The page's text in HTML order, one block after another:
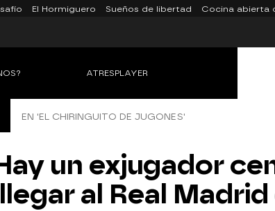
El Hormiguero Sueños de libertad Cocina abierta
ATRESPLAYER
EN 'EL CHIRINGUITO DE JUGONES'
un exjugador
al Real